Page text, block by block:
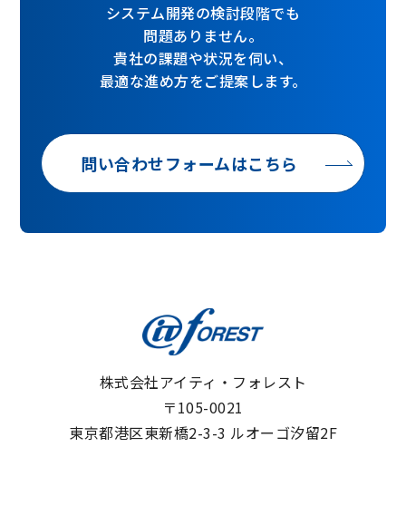
システム開発の検討段階でも
問題ありません。
貴社の課題や状況を伺い、
最適な進め方をご提案します。
問い合わせフォームはこちら
株式会社アイティ・フォレスト
〒105-0021
東京都港区東新橋2-3-3 ルオーゴ汐留2F